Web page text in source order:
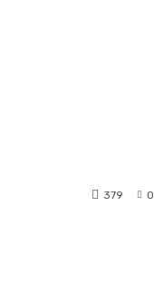
0
379